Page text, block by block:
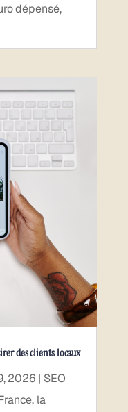
dépensé,
des clients locaux
2026 | SEO
la